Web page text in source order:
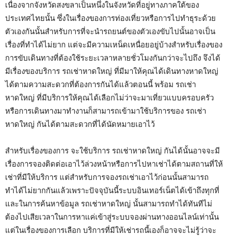
เนื่องจากจังหวัดสงขลาเป็นหนึ่งในจังหวัดที่อยู่ทางภาคใต้ของ
ประเทศไทยนั้น ซึ่งในเรื่องของการท่องเที่ยวหรือการไปทำธุระด้วย
ตัวเองกันนั้นสำหรับการที่จะนำรถยนต์ของตัวเองขับไปนั้นอาจเป็น
เรื่องที่ทำได้ไม่ยาก แต่จะมีความเหน็ดเหนื่อยอยู่บ้างสำหรับเรื่องของ
การขับเดินทางที่ต้องใช้ระยะเวลาหลายชั่วโมงกันกว่าจะไปถึง จึงได้
มีเรื่องของบริการ รถเช่าหาดใหญ่ ที่มีมาให้คุณได้เดินทางหาดใหญ่
ได้ตามความสะดวกที่ต้องการกันได้แล้วตอนนี้ พร้อม รถเช่า
หาดใหญ่ ที่มีบริการให้คุณได้เลือกไม่ว่าจะมาเที่ยวแบบครอบครัว
หรือการเดินทางมาทำงานก็สามารถเข้ามาใช้บริการของ รถเช่า
หาดใหญ่ กันได้ตามสะดวกที่ได้นัดหมายเอาไว้
สำหรับเรื่องของการ จะใช้บริการ รถเช่าหาดใหญ่ กันได้นั้นอาจจะมี
เรื่องการจองติดต่อเอาไว้ล่วงหน้าหรือการไปหาเช่าได้ตามสถานที่ให้
เช่าที่มีให้บริการ แต่สำหรับการจองรถเช่าเอาไว้ก่อนนั้นสามารถ
ทำได้ไม่ยากกันแล้วเพราะปัจจุบันนี้ระบบอินเทอร์เน็ตได้เข้าถึงทุกที่
และในการค้นหาข้อมูล รถเช่าหาดใหญ่ นั้นสามารถทำได้ทันทีไม่
ต้องไปเสียเวลาในการหาแค่เข้าสู่ระบบจองผ่านทางออนไลน์เท่านั้น
แต่ในเรื่องของการเลือก บริการที่มีให้เช่ารถนี้เองก็อาจจะไม่รู้ว่าจะ